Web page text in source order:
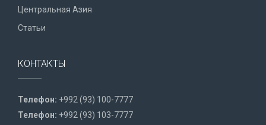
Центральная Азия
Статьи
КОНТАКТЫ
Телефон: +992 (93) 100-7777
Телефон: +992 (93) 103-7777